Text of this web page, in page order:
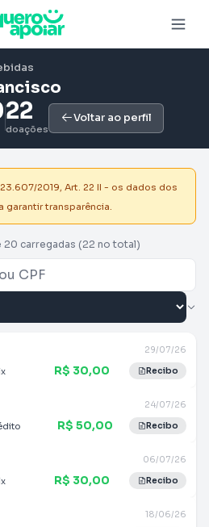
22
doações
Voltar ao perfil
2019, Art. 22 II - os dados dos
garantir transparência.
carregadas (22 no total)
29/07/26
R$ 30,00 Recibo
24/07/26
R$ 50,00 Recibo
06/07/26
R$ 30,00 Recibo
18/06/26